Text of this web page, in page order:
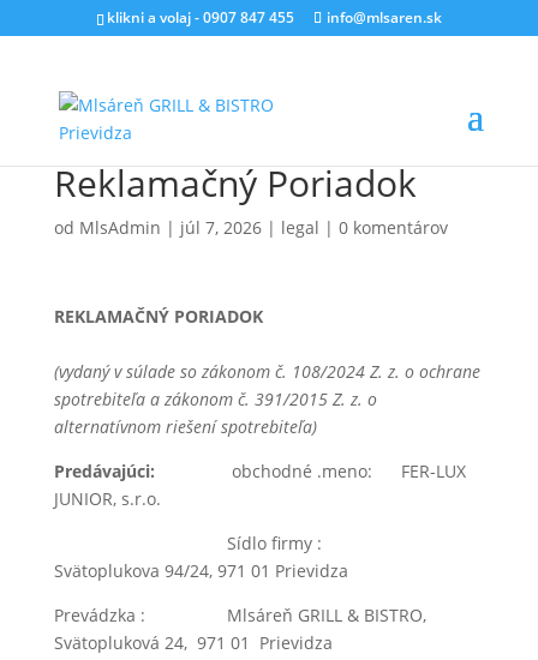
klikni a volaj - 0907 847 455 info@mlsaren.sk
Reklamačný Poriadok
od MlsAdmin | júl 7, 2026| legal | 0 komentárov
REKLAMAČNÝ PORIADOK
(vydaný v súlade so zákonom č. 108/2024 Z. z. o ochrane
spotrebiteľa a zákonom č. 391/2015 Z. z. o
alternatívnom riešení spotrebiteľa)
Predávajúci: obchodné .meno: FER-LUX
JUNIOR, s.r.o.
Sídlo firmy :
Svätoplukova 94/24, 971 01 Prievidza
Prevádzka : Mlsáreň GRILL & BISTRO,
Svätopluková 24, 971 01 Prievidza